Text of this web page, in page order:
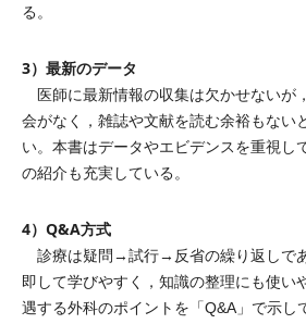
る。
3）最新のデータ
医師に最新情報の収集は欠かせないが
会がなく，雑誌や文献を読む余裕もない
い。本書はデータやエビデンスを重視し
の紹介も充実している。
4）Q&A方式
診療は疑問→試行→反省の繰り返しで
即して学びやすく，知識の整理にも使い
遇する外科のポイントを「Q&A」で示し